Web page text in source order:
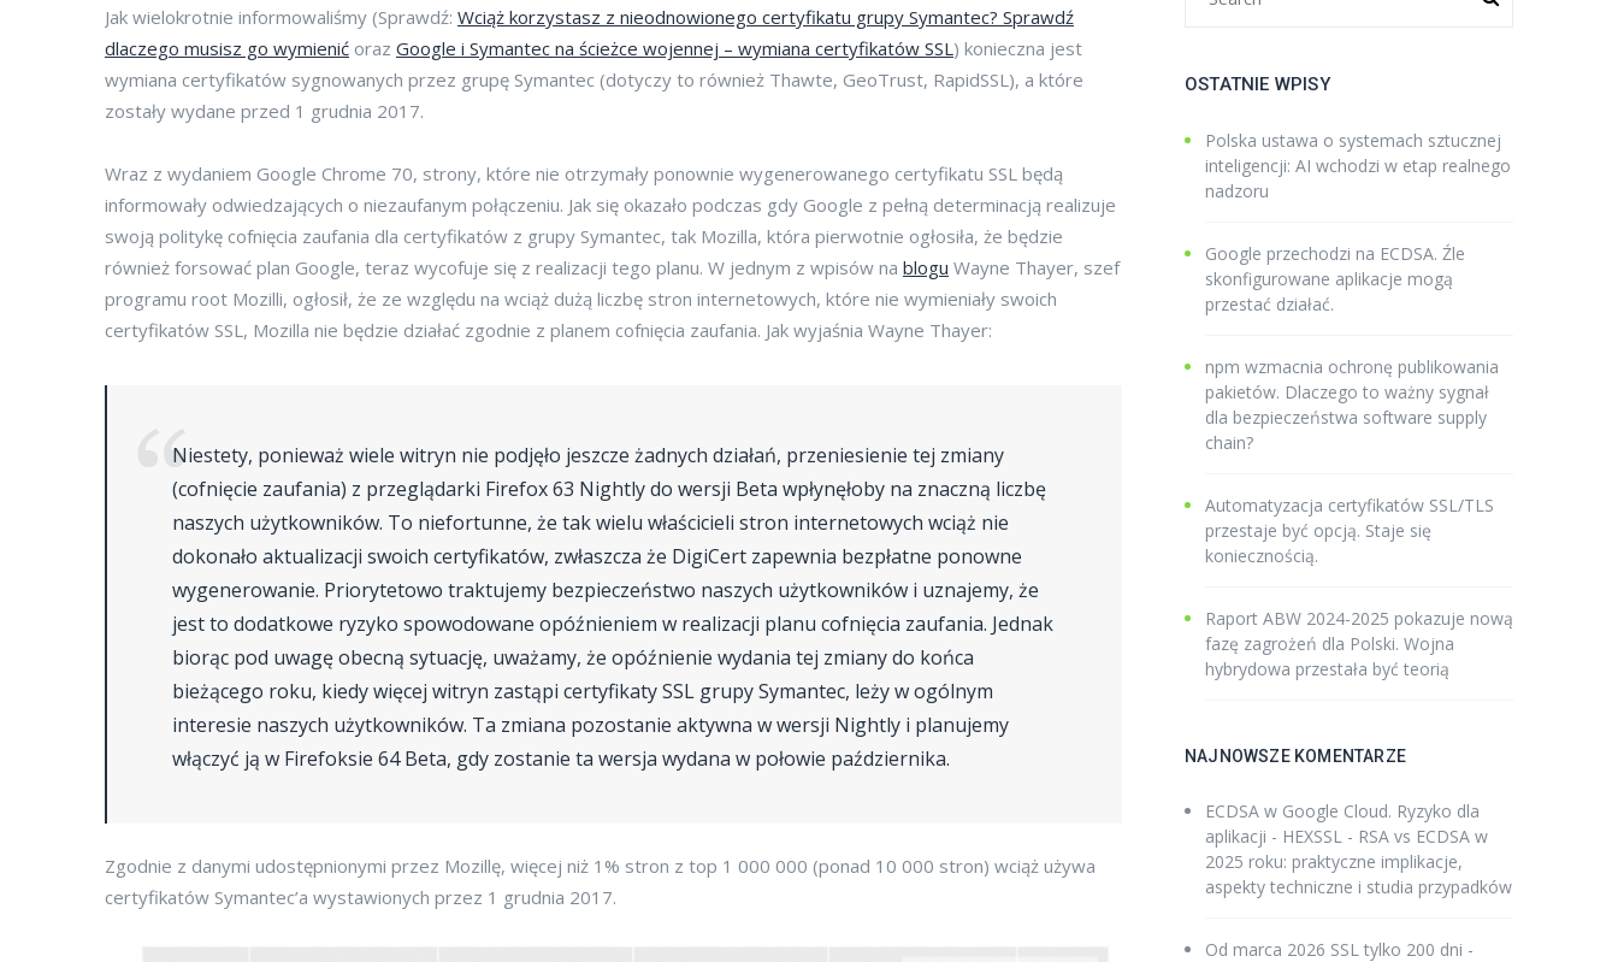
Jak wielokrotnie informowaliśmy (Sprawdź: Wciąż korzystasz z nieodnowionego certyfikatu grupy Symantec? Sprawdź
dlaczego musisz go wymienić oraz Google i Symantec na ścieżce wojennej – wymiana certyfikatów SSL) konieczna jest
wymiana certyfikatów sygnowanych przez grupę Symantec (dotyczy to również Thawte, GeoTrust, RapidSSL), a które
zostały wydane przed 1 grudnia 2017.
Wraz z wydaniem Google Chrome 70, strony, które nie otrzymały ponownie wygenerowanego certyfikatu SSL będą
informowały odwiedzających o niezaufanym połączeniu. Jak się okazało podczas gdy Google z pełną determinacją realizuje
swoją politykę cofnięcia zaufania dla certyfikatów z grupy Symantec, tak Mozilla, która pierwotnie ogłosiła, że będzie
również forsować plan Google, teraz wycofuje się z realizacji tego planu. W jednym z wpisów na blogu Wayne Thayer, szef
programu root Mozilli, ogłosił, że ze względu na wciąż dużą liczbę stron internetowych, które nie wymieniały swoich
certyfikatów SSL, Mozilla nie będzie działać zgodnie z planem cofnięcia zaufania. Jak wyjaśnia Wayne Thayer:
Niestety, ponieważ wiele witryn nie podjęło jeszcze żadnych działań, przeniesienie tej zmiany
(cofnięcie zaufania) z przeglądarki Firefox 63 Nightly do wersji Beta wpłynęłoby na znaczną liczbę
naszych użytkowników. To niefortunne, że tak wielu właścicieli stron internetowych wciąż nie
dokonało aktualizacji swoich certyfikatów, zwłaszcza że DigiCert zapewnia bezpłatne ponowne
wygenerowanie. Priorytetowo traktujemy bezpieczeństwo naszych użytkowników i uznajemy, że
jest to dodatkowe ryzyko spowodowane opóźnieniem w realizacji planu cofnięcia zaufania. Jednak
biorąc pod uwagę obecną sytuację, uważamy, że opóźnienie wydania tej zmiany do końca
bieżącego roku, kiedy więcej witryn zastąpi certyfikaty SSL grupy Symantec, leży w ogólnym
interesie naszych użytkowników. Ta zmiana pozostanie aktywna w wersji Nightly i planujemy
włączyć ją w Firefoksie 64 Beta, gdy zostanie ta wersja wydana w połowie października.
Zgodnie z danymi udostępnionymi przez Mozillę, więcej niż 1% stron z top 1 000 000 (ponad 10 000 stron) wciąż używa
certyfikatów Symantec’a wystawionych przez 1 grudnia 2017.
OSTATNIE WPISY
Polska ustawa o systemach sztucznej
inteligencji: AI wchodzi w etap realnego
nadzoru
Google przechodzi na ECDSA. Źle
skonfigurowane aplikacje mogą
przestać działać.
npm wzmacnia ochronę publikowania
pakietów. Dlaczego to ważny sygnał
dla bezpieczeństwa software supply
chain?
Automatyzacja certyfikatów SSL/TLS
przestaje być opcją. Staje się
koniecznością.
Raport ABW 2024-2025 pokazuje nową
fazę zagrożeń dla Polski. Wojna
hybrydowa przestała być teorią
NAJNOWSZE KOMENTARZE
ECDSA w Google Cloud. Ryzyko dla
aplikacji - HEXSSL - RSA vs ECDSA w
2025 roku: praktyczne implikacje,
aspekty techniczne i studia przypadków
Od marca 2026 SSL tylko 200 dni -